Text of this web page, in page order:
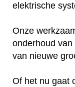
elektrische
Onze
onderhoud
van nieuwe
Of het nu gaat